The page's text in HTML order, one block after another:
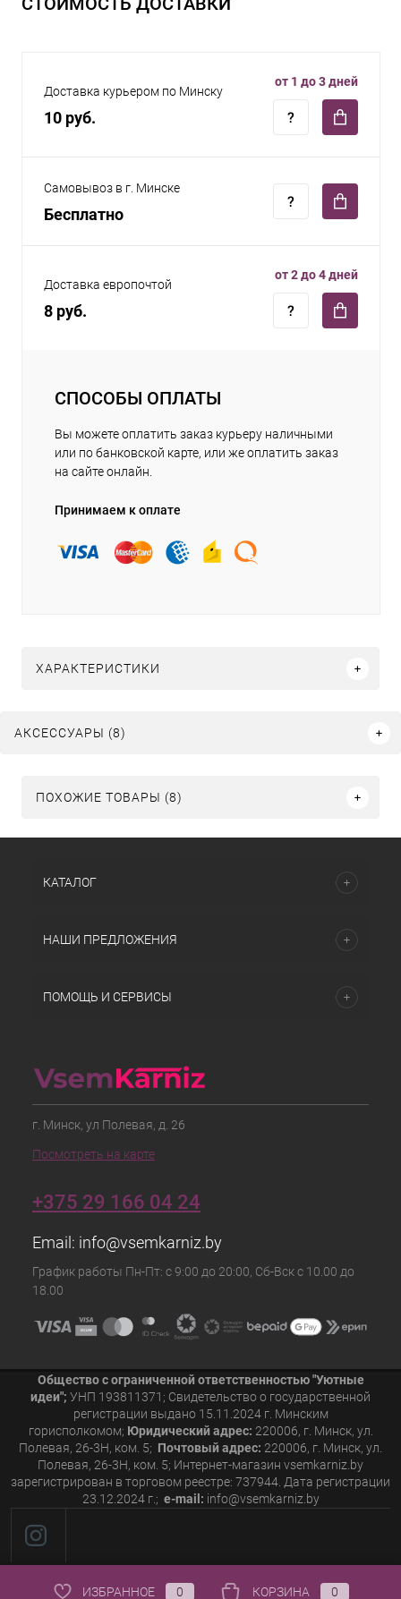
Доставка курьером по Минску
10 руб.
от 1 до 3 дней
Самовывоз в г. Минске
Бесплатно
Доставка европочтой
8 руб.
от 2 до 4 дней
СПОСОБЫ ОПЛАТЫ
Вы можете оплатить заказ курьеру наличными
или по банковской карте, или же оплатить заказ
на сайте онлайн.
Принимаем к оплате
ХАРАКТЕРИСТИКИ
АКСЕССУАРЫ (8)
ПОХОЖИЕ ТОВАРЫ (8)
КАТАЛОГ
НАШИ ПРЕДЛОЖЕНИЯ
ПОМОЩЬ И СЕРВИСЫ
г. Минск, ул Полевая, д. 26
Посмотреть на карте
+375 29 166 04 24
Email: info@vsemkarniz.by
График работы Пн-Пт: с 9:00 до 20:00, Сб-Вск с 10.00 до
18.00
Общество с ограниченной ответственностью "Уютные
идеи"; УНП 193811371; Свидетельство о государственной
регистрации выдано 15.11.2024 г. Минским
горисполкомом; Юридический адрес: 220006, г. Минск, ул.
Полевая, 26-3Н, ком. 5; Почтовый адрес: 220006, г. Минск, ул.
Полевая, 26-3Н, ком. 5; Интернет-магазин vsemkarniz.by
зарегистрирован в торговом реестре: 737944. Дата регистрации
23.12.2024 г.; e-mail: info@vsemkarniz.by
ИЗБРАННОЕ 0 КОРЗИНА 0